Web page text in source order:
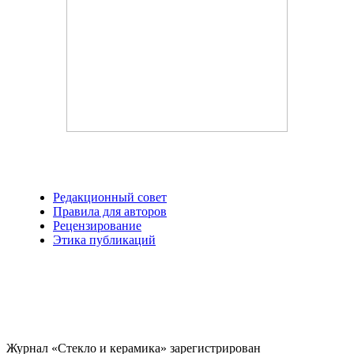
Редакционный совет
Правила для авторов
Рецензирование
Этика публикаций
Журнал «Стекло и керамика» зарегистрирован